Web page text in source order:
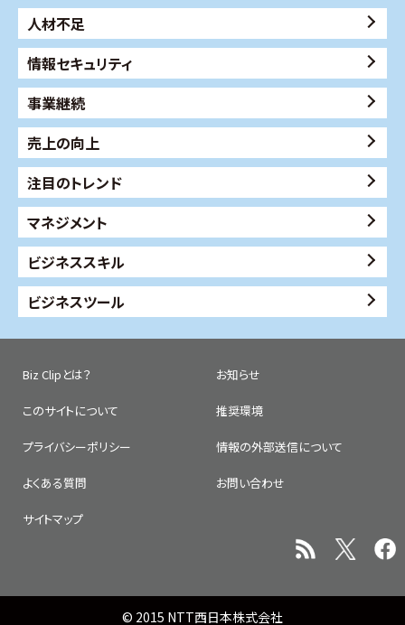
人材不足
情報セキュリティ
事業継続
売上の向上
注目のトレンド
マネジメント
ビジネススキル
ビジネスツール
Biz Clipとは？ お知らせ
このサイトについて 推奨環境
プライバシーポリシー 情報の外部送信について
よくある質問 お問い合わせ
サイトマップ
© 2015 NTT西日本株式会社